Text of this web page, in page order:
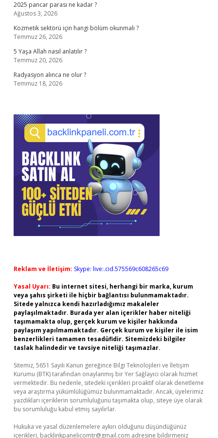
2025 pancar parası ne kadar ?
Ağustos 3, 2026
Kozmetik sektörü için hangi bölüm okunmalı ?
Temmuz 26, 2026
5 Yaşa Allah nasıl anlatılır ?
Temmuz 20, 2026
Radyasyon alınca ne olur ?
Temmuz 18, 2026
Reklam ve İletişim: Skype: live:.cid.575569c608265c69
Yasal Uyarı: Bu internet sitesi, herhangi bir marka, kurum
veya şahıs şirketi ile hiçbir bağlantısı bulunmamaktadır.
Sitede yalnızca kendi hazırladığımız makaleler
paylaşılmaktadır. Burada yer alan içerikler haber niteliği
taşımamakta olup, gerçek kurum ve kişiler hakkında
paylaşım yapılmamaktadır. Gerçek kurum ve kişiler ile isim
benzerlikleri tamamen tesadüfidir. Sitemizdeki bilgiler
taslak halindedir ve tavsiye niteliği taşımazlar.
Sitemiz, 5651 Sayılı Kanun gereğince Bilgi Teknolojileri ve İletişim
Kurumu (BTK) tarafından onaylanmış bir Yer Sağlayıcı olarak hizmet
vermektedir. Bu nedenle, sitedeki içerikleri proaktif olarak denetleme
veya araştırma yükümlülüğümüz bulunmamaktadır. Ancak, üyelerimiz
yazdıkları içeriklerin sorumluluğunu taşımakta olup, siteye üye olarak
bu sorumluluğu kabul etmiş sayılırlar.
Hukuka ve yasal düzenlemelere aykırı olduğunu düşündüğünüz
içerikleri, backlinkpanelicomtr@gmail.com adresine bildirmeniz